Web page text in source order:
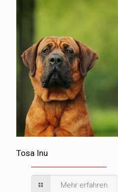
Tosa Inu
Mehr erfahren